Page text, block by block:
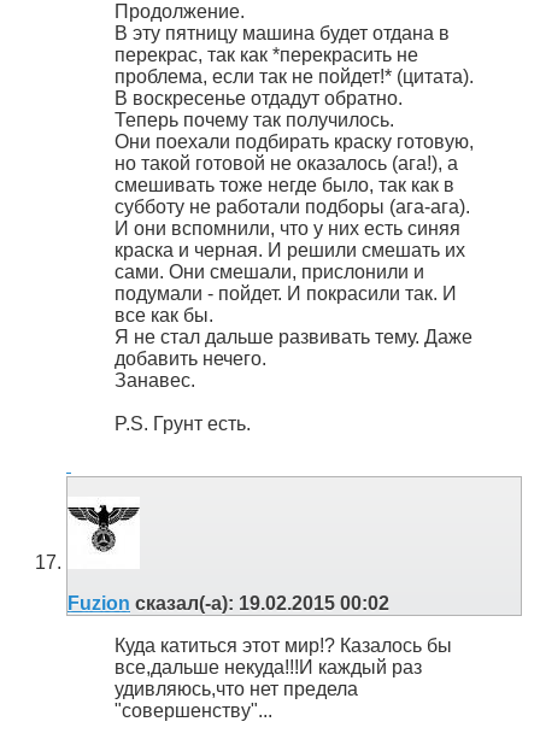
Продолжение.
В эту пятницу машина будет отдана в
перекрас, так как *перекрасить не
проблема, если так не пойдет!* (цитата).
В воскресенье отдадут обратно.
Теперь почему так получилось.
Они поехали подбирать краску готовую,
но такой готовой не оказалось (ага!), а
смешивать тоже негде было, так как в
субботу не работали подборы (ага-ага).
И они вспомнили, что у них есть синяя
краска и черная. И решили смешать их
сами. Они смешали, прислонили и
подумали - пойдет. И покрасили так. И
все как бы.
Я не стал дальше развивать тему. Даже
добавить нечего.
Занавес.
P.S. Грунт есть.
Fuzion сказал(-а): 19.02.2015 00:02
Куда катиться этот мир!? Казалось бы
все,дальше некуда!!!И каждый раз
удивляюсь,что нет предела
"совершенству"...